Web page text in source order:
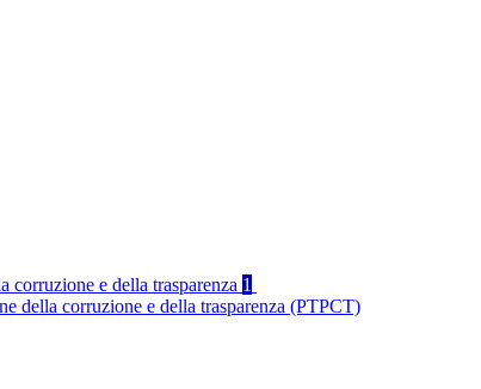
corruzione e della trasparenza 1
della corruzione e della trasparenza (PTPCT)